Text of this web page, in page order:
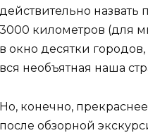
действительно назвать
3000 километров (для
в окно десятки
вся необъятная наша
Но, конечно,
после обзорной